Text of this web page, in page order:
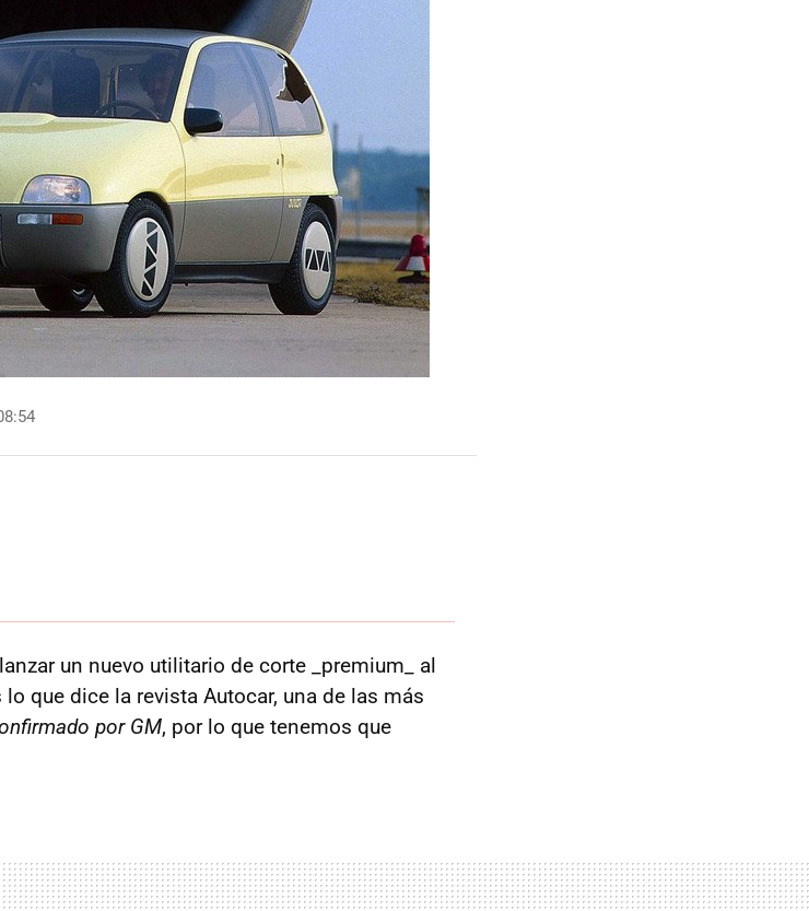
un nuevo utilitario de corte _premium_ al
que dice la revista Autocar, una de las más
por GM, por lo que tenemos que